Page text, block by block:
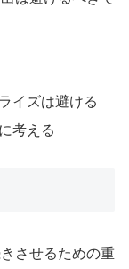
イズは避ける
考える
させるための重